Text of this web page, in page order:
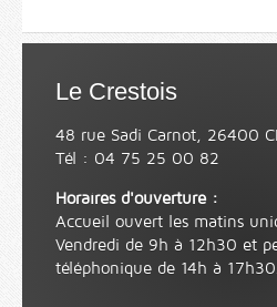
Le Crestois
48 rue Sadi Carnot, 26400
Tél : 04 75 25 00 82
Horaires d'ouverture :
Accueil ouvert les matins
Vendredi de 9h à 12h30 et
téléphonique de 14h à 17h30.